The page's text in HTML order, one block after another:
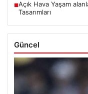
■Açık Hava Yaşam
Tasarımları
Güncel